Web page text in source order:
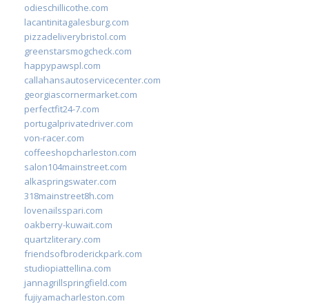
odieschillicothe.com
lacantinitagalesburg.com
pizzadeliverybristol.com
greenstarsmogcheck.com
happypawspl.com
callahansautoservicecenter.com
georgiascornermarket.com
perfectfit24-7.com
portugalprivatedriver.com
von-racer.com
coffeeshopcharleston.com
salon104mainstreet.com
alkaspringswater.com
318mainstreet8h.com
lovenailsspari.com
oakberry-kuwait.com
quartzliterary.com
friendsofbroderickpark.com
studiopiattellina.com
jannagrillspringfield.com
fujiyamacharleston.com